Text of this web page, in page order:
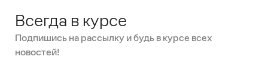
Всегда в курсе
Подпишись на рассылку и будь в курсе всех
новостей!